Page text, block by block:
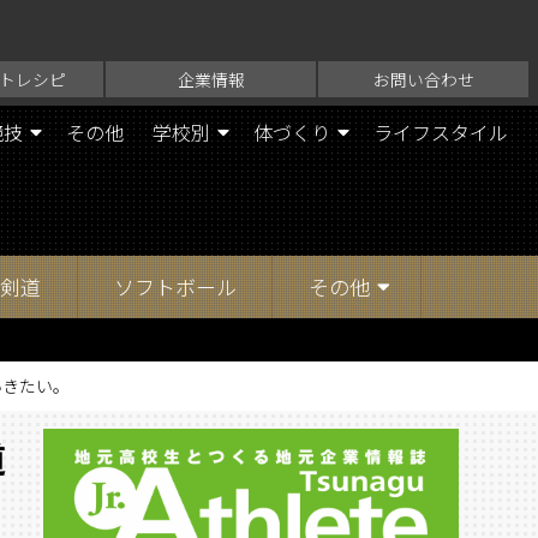
レシピ 企業情報 お問い合わせ
その他 学校別 体づくり ライフスタイル
剣道 ソフトボール その他
たい。